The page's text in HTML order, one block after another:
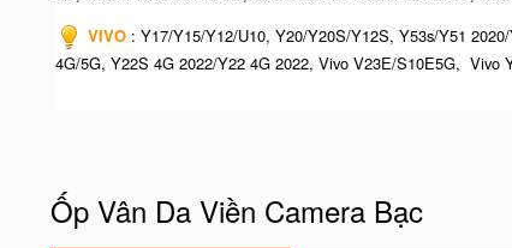
VIVO : Y17/Y15/Y12/U10, Y20/Y20S/Y12S, Y53s/Y51
4G/5G, Y22S 4G 2022/Y22 4G 2022, Vivo V23E/S10E5G,
Ốp Vân Da Viền Camera Bạc